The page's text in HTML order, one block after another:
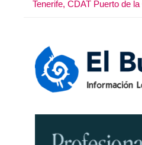
Tenerife, CDAT Puerto de la